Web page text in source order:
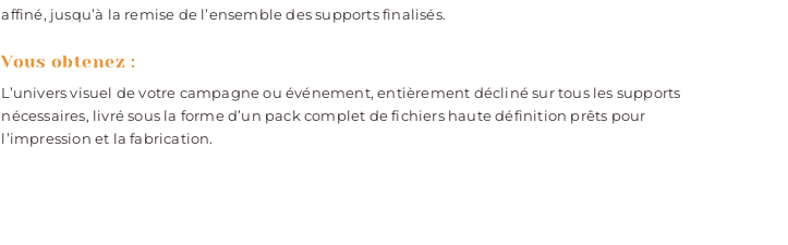
affiné, jusqu’à la remise de l’ensemble des supports finalisés.
Vous obtenez :
L’univers visuel de votre campagne ou événement, entièrement décliné sur tous les supports
nécessaires, livré sous la forme d’un pack complet de fichiers haute définition prêts pour
l’impression et la fabrication.